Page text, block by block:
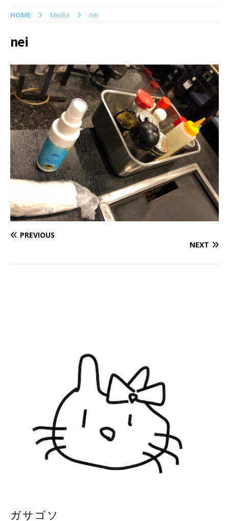
HOME Media nei
nei
PREVIOUS
NEXT
ガサゴソ